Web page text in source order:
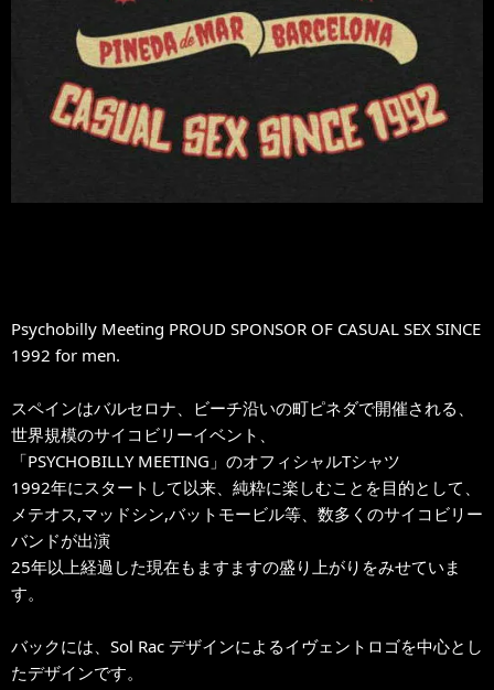
Psychobilly Meeting PROUD SPONSOR OF CASUAL SEX SINCE
1992 for men.
スペインはバルセロナ、ビーチ沿いの町ピネダで開催される、
世界規模のサイコビリーイベント、
「PSYCHOBILLY MEETING」のオフィシャルTシャツ
1992年にスタートして以来、純粋に楽しむことを目的として、
メテオス,マッドシン,バットモービル等、数多くのサイコビリー
バンドが出演
25年以上経過した現在もますますの盛り上がりをみせていま
す。
バックには、Sol Rac デザインによるイヴェントロゴを中心とし
たデザインです。